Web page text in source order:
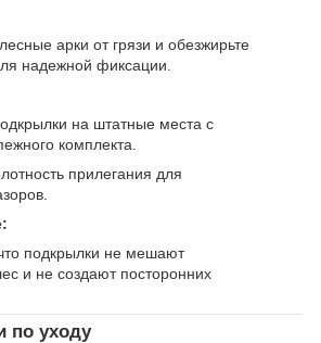
арки от грязи и обезжирьте
надежной фиксации.
на штатные места с
комплекта.
прилегания для
подкрылки не мешают
и не создают посторонних
по уходу